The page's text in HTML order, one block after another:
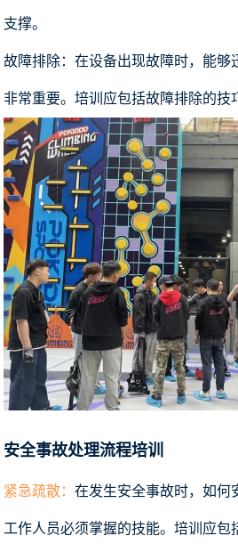
支撑。
故障排除：在设备出现故障时，能够
非常重要。培训应包括故障排除的技
安全事故处理流程培训
紧急疏散：在发生安全事故时，如何
工作人员必须掌握的技能。培训应包